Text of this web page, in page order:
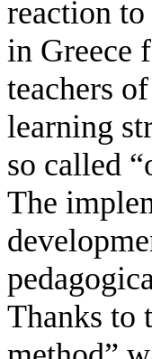
reaction
in Greece
teachers
learning
so called
The
Thanks to